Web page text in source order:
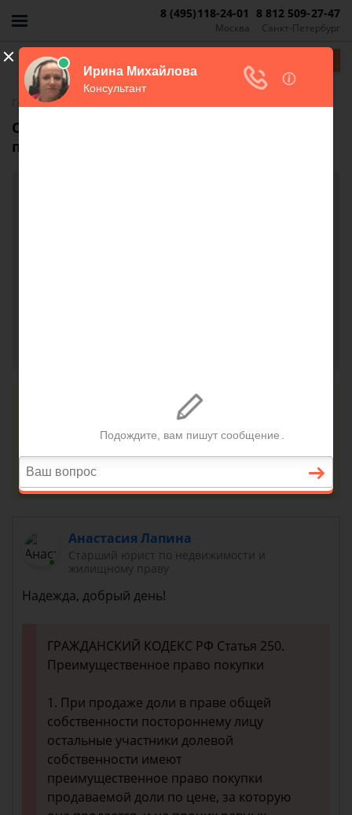
Москва
8 (495)118-24-01
Санкт-Петербург
8 812 509-27-47
Главная-FAQ
Оформление отказов от соседей при
продаже комнаты
Консультация юриста онлайн
Ответ на сайте в течении 15 минут
Анастасия Лапина
Старший юрист по недвижимости и
жилищному праву
Надежда, добрый день!
ГРАЖДАНСКИЙ КОДЕКС РФ Статья 250.
Преимущественное право покупки
1. При продаже доли в праве общей
собственности постороннему лицу
остальные участники долевой
собственности имеют
преимущественное право покупки
продаваемой доли по цене, за которую